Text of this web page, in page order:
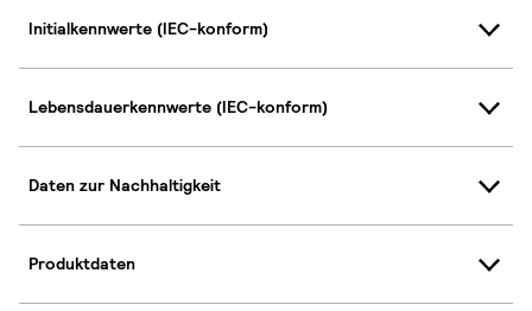
Initialkennwerte (IEC-konform)
Lebensdauerkennwerte (IEC-konform)
Daten zur Nachhaltigkeit
Produktdaten